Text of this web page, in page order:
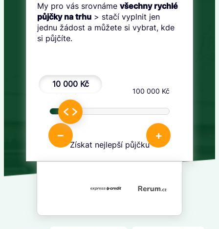
My pro vás srovnámevšechny rychlé
půjčky na trhu > stačí vyplnit jen
jednu žádost a můžete si vybrat, kde
si půjčíte.
10 000 Kč
– +
100 000 Kč
Získat nejlepší půjčku